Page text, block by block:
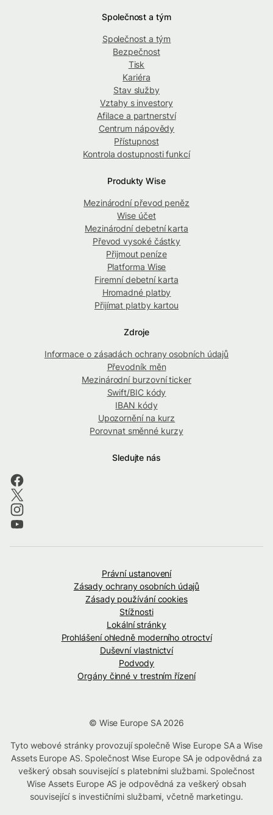
Společnost a tým
Společnost a tým
Bezpečnost
Tisk
Kariéra
Stav služby
Vztahy s investory
Afilace a partnerství
Centrum nápovědy
Přístupnost
Kontrola dostupnosti funkcí
Produkty Wise
Mezinárodní převod peněz
Wise účet
Mezinárodní debetní karta
Převod vysoké částky
Přijmout peníze
Platforma Wise
Firemní debetní karta
Hromadné platby
Přijímat platby kartou
Zdroje
Informace o zásadách ochrany osobních údajů
Převodník měn
Mezinárodní burzovní ticker
Swift/BIC kódy
IBAN kódy
Upozornění na kurz
Porovnat směnné kurzy
Sledujte nás
Právní ustanovení
Zásady ochrany osobních údajů
Zásady používání cookies
Stížnosti
Lokální stránky
Prohlášení ohledně moderního otroctví
Duševní vlastnictví
Podvody
Orgány činné v trestním řízení
© Wise Europe SA 2026
Tyto webové stránky provozují společně Wise Europe SA a Wise
Assets Europe AS. Společnost Wise Europe SA je odpovědná za
veškerý obsah související s platebními službami. Společnost
Wise Assets Europe AS je odpovědná za veškerý obsah
související s investičními službami, včetně marketingu.